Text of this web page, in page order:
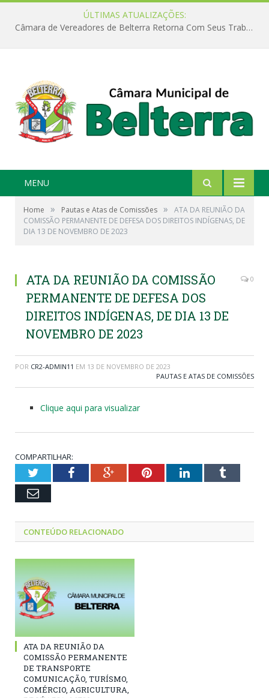
ÚLTIMAS ATUALIZAÇÕES:
Câmara de Vereadores de Belterra Retorna Com Seus Trabalhos Legislativos
MENU
Home » Pautas e Atas de Comissões »
ATA DA REUNIÃO DA
COMISSÃO PERMANENTE DE DEFESA DOS DIREITOS INDÍGENAS, DE
DIA 13 DE NOVEMBRO DE 2023
ATA DA REUNIÃO DA COMISSÃO
PERMANENTE DE DEFESA DOS
DIREITOS INDÍGENAS, DE DIA 13 DE
NOVEMBRO DE 2023
0
POR CR2-ADMIN11 EM 13 DE NOVEMBRO DE 2023
PAUTAS E ATAS DE COMISSÕES
Clique aqui para visualizar
COMPARTILHAR:
TwitterFacebookGoogle+PinterestLinkedInTumblr
Email
CONTEÚDO RELACIONADO
ATA DA REUNIÃO DA
COMISSÃO PERMANENTE
DE TRANSPORTE
COMUNICAÇÃO, TURÍSMO,
COMÉRCIO, AGRICULTURA,